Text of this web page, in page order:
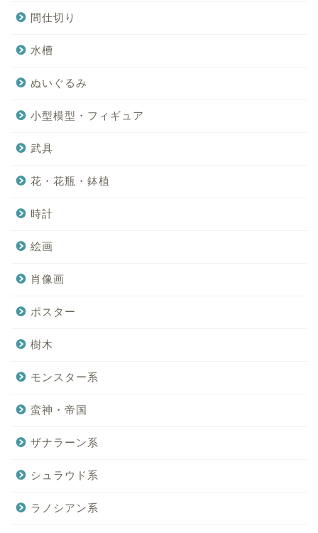
間仕切り
水槽
ぬいぐるみ
小型模型・フィギュア
武具
花・花瓶・鉢植
時計
絵画
肖像画
ポスター
樹木
モンスター系
蛮神・帝国
ザナラーン系
シュラウド系
ラノシアン系